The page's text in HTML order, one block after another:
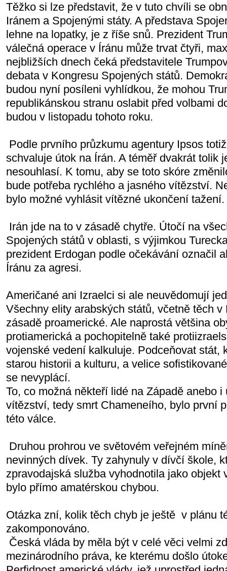
Těžko si lze představit, že v tuto chvíli se
Iránem a Spojenými státy. A představa
lehne na lopatky, je z říše snů. Prezident
válečná operace v Íránu může trvat čtyři,
nejbližších dnech čeká představitele
debata v Kongresu Spojených států.
budou nyní posíleni vyhlídkou, že mohou
republikánskou stranu oslabit před volbami
budou v listopadu tohoto roku.
Podle prvního průzkumu agentury Ipsos
schvaluje útok na Írán. A téměř dvakrát tolik
nesouhlasí. K tomu, aby se toto skóre
bude potřeba rychlého a jasného vítězství.
bylo možné vyhlásit vítězné ukončení tažení.
Irán jde na to v zásadě chytře. Útočí na
Spojených států v oblasti, s výjimkou
prezident Erdogan podle očekávání označil
Íránu za agresi.
Američané ani Izraelci si ale neuvědomují
Všechny elity arabských států, včetně těch
zásadě proamerické. Ale naprostá většina
protiamerická a pochopitelně také
vojenské vedení kalkuluje. Podceňovat stát,
starou historii a kulturu, a velice
se nevyplácí.
To, co možná někteří lidé na Západě anebo
vítězství, tedy smrt Chameneího, bylo první
této válce.
Druhou prohrou ve světovém veřejném
nevinných dívek. Ty zahynuly v dívčí škole,
zpravodajská služba vyhodnotila jako objekt
bylo přímo amatérskou chybou.
Otázka zní, kolik těch chyb je ještě v plánu
zakomponováno.
Česká vláda by měla být v celé věci velmi
mezinárodního práva, ke kterému došlo